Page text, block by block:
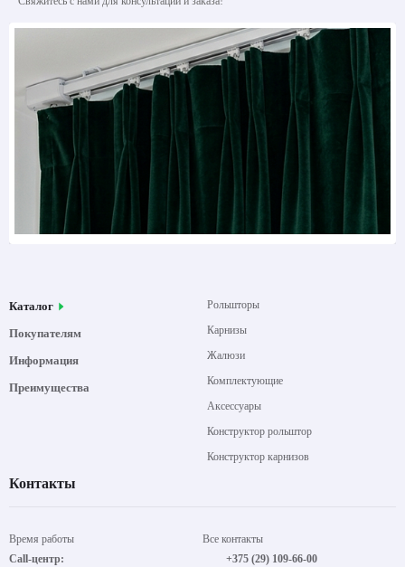
Каталог
Покупателям
Информация
Преимущества
Рольшторы
Карнизы
Жалюзи
Комплектующие
Аксессуары
Конструктор рольштор
Конструктор карнизов
Контакты
Время работы
Call-центр:
Все контакты
+375 (29) 109-66-00